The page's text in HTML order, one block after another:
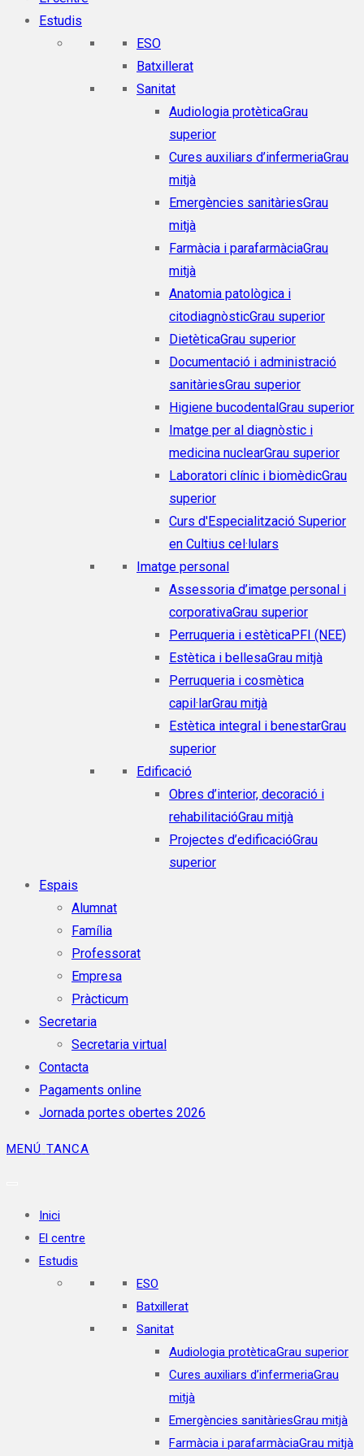
Estudis
ESO
Batxillerat
Sanitat
Audiologia protèticaGrau
superior
Cures auxiliars d’infermeriaGrau
mitjà
Emergències sanitàriesGrau
mitjà
Farmàcia i parafarmàciaGrau
mitjà
Anatomia patològica i
citodiagnòsticGrau superior
DietèticaGrau superior
Documentació i administració
sanitàriesGrau superior
Higiene bucodentalGrau superior
Imatge per al diagnòstic i
medicina nuclearGrau superior
Laboratori clínic i biomèdicGrau
superior
Curs d'Especialització Superior
en Cultius cel·lulars
Imatge personal
Assessoria d’imatge personal i
corporativaGrau superior
Perruqueria i estèticaPFI (NEE)
Estètica i bellesaGrau mitjà
Perruqueria i cosmètica
capil·larGrau mitjà
Estètica integral i benestarGrau
superior
Edificació
Obres d’interior, decoració i
rehabilitacióGrau mitjà
Projectes d’edificacióGrau
superior
Espais
Alumnat
Família
Professorat
Empresa
Pràcticum
Secretaria
Secretaria virtual
Contacta
Pagaments online
Jornada portes obertes 2026
MENÚ TANCA
Inici
El centre
Estudis
ESO
Batxillerat
Sanitat
Audiologia protèticaGrau superior
Cures auxiliars d’infermeriaGrau
mitjà
Emergències sanitàriesGrau mitjà
Farmàcia i parafarmàciaGrau mitjà